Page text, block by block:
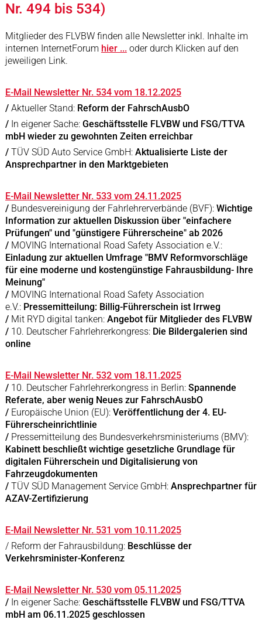
Nr. 494 bis 534)
Mitglieder des FLVBW finden alle Newsletter inkl. Inhalte im
internen InternetForum hier ...oder durch Klicken auf den
jeweiligen Link.
E-Mail Newsletter Nr. 534 vom 18.12.2025
/ Aktueller Stand: Reform der FahrschAusbO
/ In eigener Sache: Geschäftsstelle FLVBW und FSG/TTVA
mbH wieder zu gewohnten Zeiten erreichbar
/ TÜV SÜD Auto Service GmbH: Aktualisierte Liste der
Ansprechpartner in den Marktgebieten
E-Mail Newsletter Nr. 533 vom 24.11.2025
/ Bundesvereinigung der Fahrlehrerverbände (BVF): Wichtige
Information zur aktuellen Diskussion über "einfachere
Prüfungen" und "günstigere Führerscheine" ab 2026
/ MOVING International Road Safety Association e.V.:
Einladung zur aktuellen Umfrage "BMV Reformvorschläge
für eine moderne und kostengünstige Fahrausbildung- Ihre
Meinung"
/ MOVING International Road Safety Association
e.V.: Pressemitteilung: Billig-Führerschein ist Irrweg
/ Mit RYD digital tanken: Angebot für Mitglieder des FLVBW
/ 10. Deutscher Fahrlehrerkongress:Die Bildergalerien sind
online
E-Mail Newsletter Nr. 532 vom 18.11.2025
/ 10. Deutscher Fahrlehrerkongress in Berlin:Spannende
Referate, aber wenig Neues zur FahrschAusbO
/ Europäische Union (EU): Veröffentlichung der 4. EU-
Führerscheinrichtlinie
/ Pressemitteilung des Bundesverkehrsministeriums (BMV):
Kabinett beschließt wichtige gesetzliche Grundlage für
digitalen Führerschein und Digitalisierung von
Fahrzeugdokumenten
/ TÜV SÜD Management Service GmbH: Ansprechpartner für
AZAV-Zertifizierung
E-Mail Newsletter Nr. 531 vom 10.11.2025
/ Reform der Fahrausbildung: Beschlüsse der
Verkehrsminister-Konferenz
E-Mail Newsletter Nr. 530 vom 05.11.2025
/ In eigener Sache: Geschäftsstelle FLVBW und FSG/TTVA
mbH am 06.11.2025 geschlossen